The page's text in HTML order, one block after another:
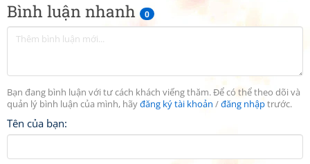
Bình luận nhanh 0
Bạn đang bình luận với tư cách khách viếng thăm. Để có thể theo dõi và
quản lý bình luận của mình, hãyđăng ký tài khoản /đăng nhậptrước.
Tên của bạn: